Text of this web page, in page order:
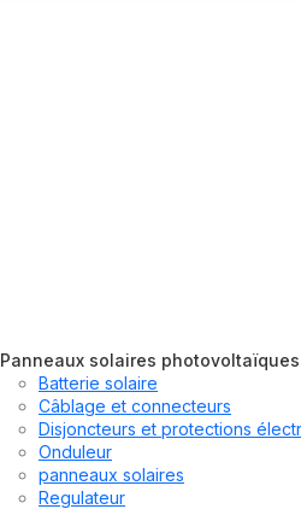
Panneaux solaires photovoltaïques
Batterie solaire
Câblage et connecteurs
Disjoncteurs et protections
Onduleur
panneaux solaires
Regulateur